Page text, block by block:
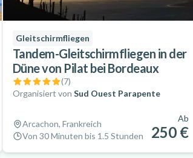
Gleitschirmfliegen
Tandem-Gleitschirmfliegen in der
Düne von Pilat bei Bordeaux
(7)
Organisiert von Sud Ouest Parapente
Arcachon, Frankreich
Von 30 Minuten bis 1.5 Stunden
Ab
250 €